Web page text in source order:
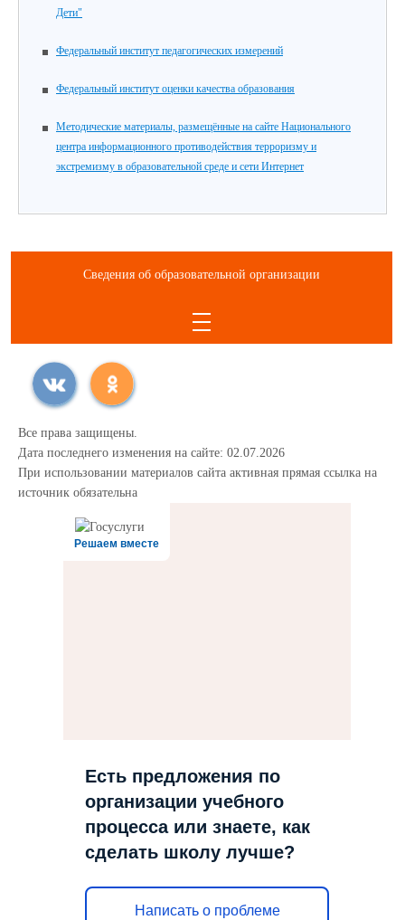
Дети"
Федеральный институт педагогических измерений
Федеральный институт оценки качества образования
Методические материалы, размещённые на сайте Национального
центра информационного противодействия терроризму и
экстремизму в образовательной среде и сети Интернет
Сведения об образовательной организации
Все права защищены.
Дата последнего изменения на сайте: 02.07.2026
При использовании материалов сайта активная прямая ссылка на
источник обязательна
Решаем вместе
Есть предложения по
организации учебного
процесса или знаете, как
сделать школу лучше?
Написать о проблеме